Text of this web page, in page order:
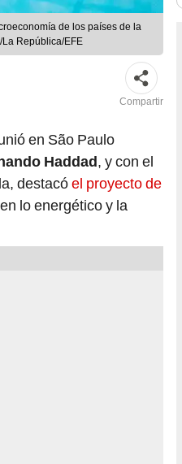
de los países de la
República/EFE
Compartir
en São Paulo
destacó
el proyecto de
lo energético y la